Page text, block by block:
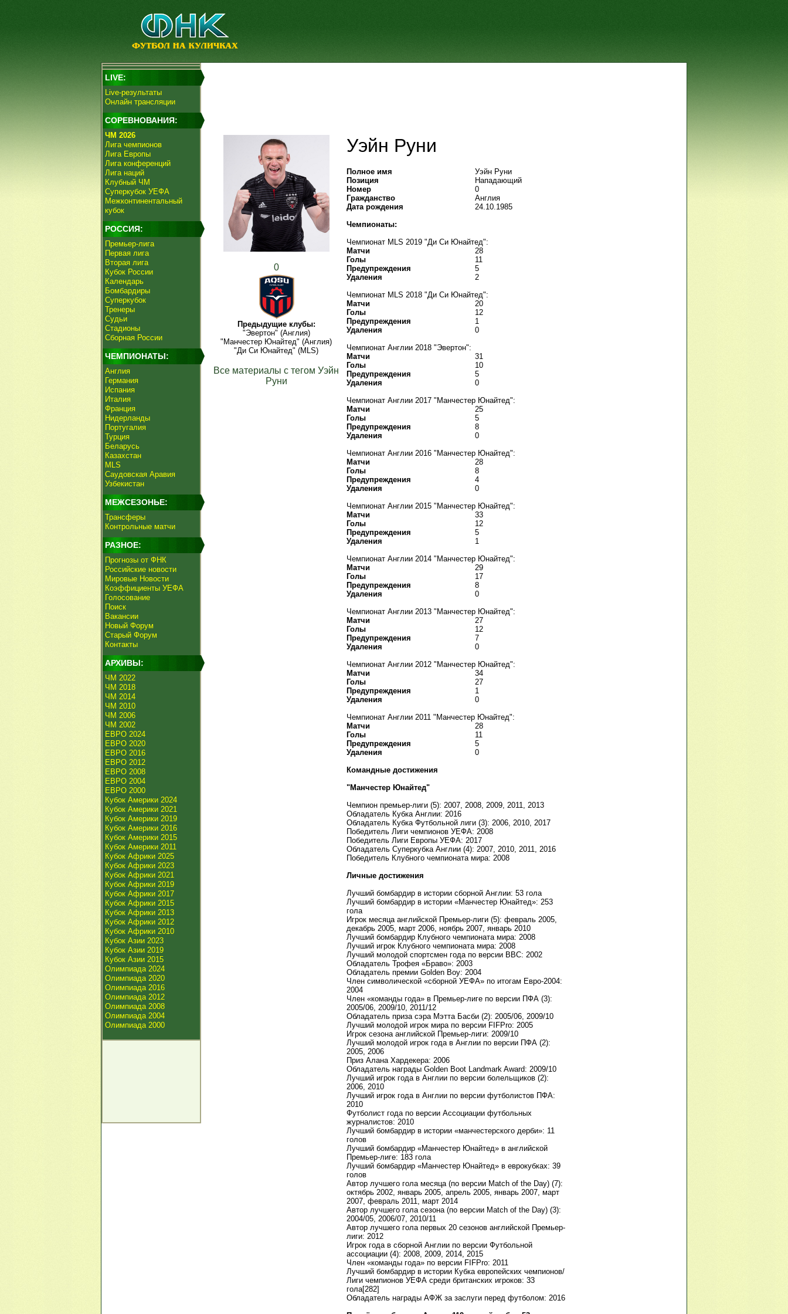
LIVE:
Live-результаты
Онлайн трансляции
СОРЕВНОВАНИЯ:
ЧМ 2026
Лига чемпионов
Лига Европы
Лига конференций
Лига наций
Клубный ЧМ
Суперкубок УЕФА
Межконтинентальный
кубок
РОССИЯ:
Премьер-лига
Первая лига
Вторая лига
Кубок России
Календарь
Бомбардиры
Суперкубок
Тренеры
Судьи
Стадионы
Сборная России
ЧЕМПИОНАТЫ:
Англия
Германия
Испания
Италия
Франция
Нидерланды
Португалия
Турция
Беларусь
Казахстан
MLS
Саудовская Аравия
Узбекистан
МЕЖСЕЗОНЬЕ:
Трансферы
Контрольные матчи
РАЗНОЕ:
Прогнозы от ФНК
Российские новости
Мировые Новости
Коэффициенты УЕФА
Голосование
Поиск
Вакансии
Новый Форум
Старый Форум
Контакты
АРХИВЫ:
ЧМ 2022
ЧМ 2018
ЧМ 2014
ЧМ 2010
ЧМ 2006
ЧМ 2002
ЕВРО 2024
ЕВРО 2020
ЕВРО 2016
ЕВРО 2012
ЕВРО 2008
ЕВРО 2004
ЕВРО 2000
Кубок Америки 2024
Кубок Америки 2021
Кубок Америки 2019
Кубок Америки 2016
Кубок Америки 2015
Кубок Америки 2011
Кубок Африки 2025
Кубок Африки 2023
Кубок Африки 2021
Кубок Африки 2019
Кубок Африки 2017
Кубок Африки 2015
Кубок Африки 2013
Кубок Африки 2012
Кубок Африки 2010
Кубок Азии 2023
Кубок Азии 2019
Кубок Азии 2015
Олимпиада 2024
Олимпиада 2020
Олимпиада 2016
Олимпиада 2012
Олимпиада 2008
Олимпиада 2004
Олимпиада 2000
0
Предыдущие клубы:
"Эвертон" (Англия)
"Манчестер Юнайтед" (Англия)
"Ди Си Юнайтед" (MLS)
Все материалы с тегом Уэйн
Руни
Уэйн Руни
Полное имя
Уэйн Руни
Позиция
Нападающий
Номер
0
Гражданство
Англия
Дата рождения
24.10.1985
Чемпионаты:
Чемпионат MLS 2019 "Ди Си Юнайтед":
Матчи
28
Голы
11
Предупреждения
5
Удаления
2
Чемпионат MLS 2018 "Ди Си Юнайтед":
Матчи
20
Голы
12
Предупреждения
1
Удаления
0
Чемпионат Англии 2018 "Эвертон":
Матчи
31
Голы
10
Предупреждения
5
Удаления
0
Чемпионат Англии 2017 "Манчестер Юнайтед":
Матчи
25
Голы
5
Предупреждения
8
Удаления
0
Чемпионат Англии 2016 "Манчестер Юнайтед":
Матчи
28
Голы
8
Предупреждения
4
Удаления
0
Чемпионат Англии 2015 "Манчестер Юнайтед":
Матчи
33
Голы
12
Предупреждения
5
Удаления
1
Чемпионат Англии 2014 "Манчестер Юнайтед":
Матчи
29
Голы
17
Предупреждения
8
Удаления
0
Чемпионат Англии 2013 "Манчестер Юнайтед":
Матчи
27
Голы
12
Предупреждения
7
Удаления
0
Чемпионат Англии 2012 "Манчестер Юнайтед":
Матчи
34
Голы
27
Предупреждения
1
Удаления
0
Чемпионат Англии 2011 "Манчестер Юнайтед":
Матчи
28
Голы
11
Предупреждения
5
Удаления
0
Командные достижения
"Манчестер Юнайтед"
Чемпион премьер-лиги (5): 2007, 2008, 2009, 2011, 2013
Обладатель Кубка Англии: 2016
Обладатель Кубка Футбольной лиги (3): 2006, 2010, 2017
Победитель Лиги чемпионов УЕФА: 2008
Победитель Лиги Европы УЕФА: 2017
Обладатель Суперкубка Англии (4): 2007, 2010, 2011, 2016
Победитель Клубного чемпионата мира: 2008
Личные достижения
Лучший бомбардир в истории сборной Англии: 53 гола
Лучший бомбардир в истории «Манчестер Юнайтед»: 253
гола
Игрок месяца английской Премьер-лиги (5): февраль 2005,
декабрь 2005, март 2006, ноябрь 2007, январь 2010
Лучший бомбардир Клубного чемпионата мира: 2008
Лучший игрок Клубного чемпионата мира: 2008
Лучший молодой спортсмен года по версии BBC: 2002
Обладатель Трофея «Браво»: 2003
Обладатель премии Golden Boy: 2004
Член символической «сборной УЕФА» по итогам Евро-2004:
2004
Член «команды года» в Премьер-лиге по версии ПФА (3):
2005/06, 2009/10, 2011/12
Обладатель приза сэра Мэтта Басби (2): 2005/06, 2009/10
Лучший молодой игрок мира по версии FIFPro: 2005
Игрок сезона английской Премьер-лиги: 2009/10
Лучший молодой игрок года в Англии по версии ПФА (2):
2005, 2006
Приз Алана Хардекера: 2006
Обладатель награды Golden Boot Landmark Award: 2009/10
Лучший игрок года в Англии по версии болельщиков (2):
2006, 2010
Лучший игрок года в Англии по версии футболистов ПФА:
2010
Футболист года по версии Ассоциации футбольных
журналистов: 2010
Лучший бомбардир в истории «манчестерского дерби»: 11
голов
Лучший бомбардир «Манчестер Юнайтед» в английской
Премьер-лиге: 183 гола
Лучший бомбардир «Манчестер Юнайтед» в еврокубках: 39
голов
Автор лучшего гола месяца (по версии Match of the Day) (7):
октябрь 2002, январь 2005, апрель 2005, январь 2007, март
2007, февраль 2011, март 2014
Автор лучшего гола сезона (по версии Match of the Day) (3):
2004/05, 2006/07, 2010/11
Автор лучшего гола первых 20 сезонов английской Премьер-
лиги: 2012
Игрок года в сборной Англии по версии Футбольной
ассоциации (4): 2008, 2009, 2014, 2015
Член «команды года» по версии FIFPro: 2011
Лучший бомбардир в истории Кубка европейских чемпионов/
Лиги чемпионов УЕФА среди британских игроков: 33
гола[282]
Обладатель награды АФЖ за заслуги перед футболом: 2016